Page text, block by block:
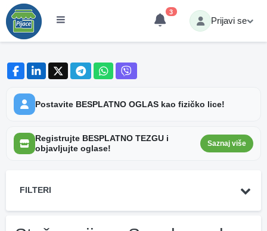
3
Prijavi se
Postavite BESPLATNO OGLAS kao fizičko lice!
Registrujte BESPLATNO TEZGU i
objavljujte oglase!
Saznaj više
FILTERI